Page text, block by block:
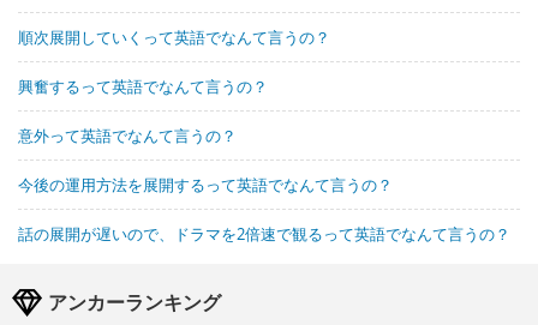
順次展開していくって英語でなんて言うの？
興奮するって英語でなんて言うの？
意外って英語でなんて言うの？
今後の運用方法を展開するって英語でなんて言うの？
話の展開が遅いので、ドラマを2倍速で観るって英語でなんて言うの？
アンカーランキング